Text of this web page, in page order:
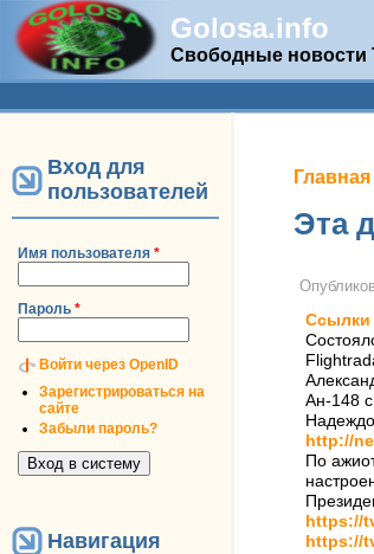
Golosa.info
Свободные новости
Дополнительное меню
Вход для
пользователей
Имя пользователя *
Пароль *
Войти через OpenID
Зарегистрироваться на
сайте
Забыли пароль?
Навигация
Вы
Главная
Эта
Ссылки
Ан-148
http://
По
https://
https://